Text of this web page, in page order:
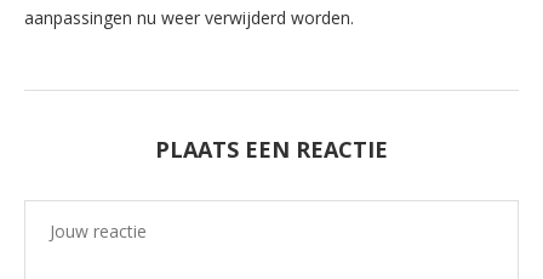
aanpassingen nu weer verwijderd worden.
PLAATS EEN REACTIE